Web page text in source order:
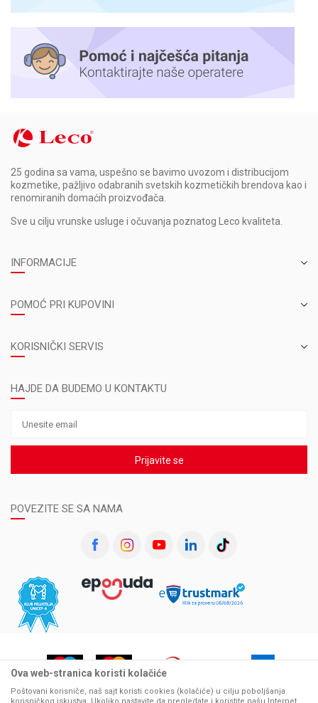
25 godina sa vama, uspešno se bavimo uvozom i distribucijom
kozmetike, pažljivo odabranih svetskih kozmetičkih brendova kao i
renomiranih domaćih proizvođača.
Sve u cilju vrunske usluge i očuvanja poznatog Leco kvaliteta.
INFORMACIJE
POMOĆ PRI KUPOVINI
KORISNIČKI SERVIS
HAJDE DA BUDEMO U KONTAKTU
Prijavite se
POVEZITE SE SA NAMA
Ova web-stranica koristi kolačiće
Poštovani korisniče, naš sajt koristi cookies (kolačiće) u cilju poboljšanja